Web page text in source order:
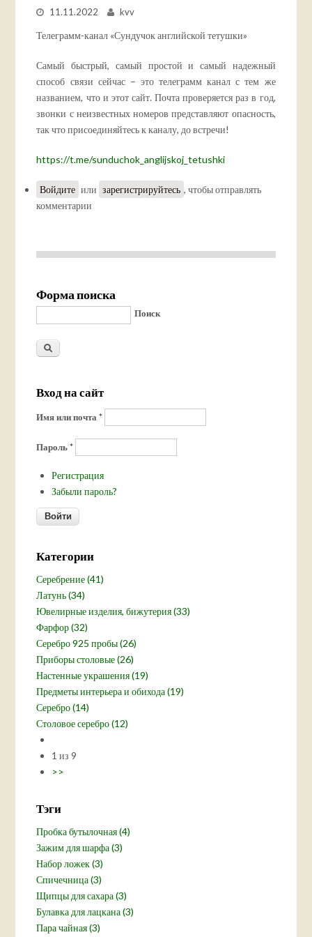
11.11.2022 kvv
Телеграмм-канал «Сундучок английской тетушки»
Самый быстрый, самый простой и самый надежный
способ связи сейчас – это телеграмм канал с тем же
названием, что и этот сайт. Почта проверяется раз в год,
звонки с неизвестных номеров представляют опасность,
так что присоединяйтесь к каналу, до встречи!
https://t.me/sunduchok_anglijskoj_tetushki
Войдите или зарегистрируйтесь , чтобы отправлять
комментарии
Форма поиска
Поиск
Вход на сайт
Имя или почта*
Пароль*
Регистрация
Забыли пароль?
Категории
Серебрение (41)
Латунь (34)
Ювелирные изделия, бижутерия (33)
Фарфор (32)
Серебро 925 пробы (26)
Приборы столовые (26)
Настенные украшения (19)
Предметы интерьера и обихода (19)
Серебро (14)
Столовое серебро (12)
1 из 9
>>
Тэги
Пробка бутылочная (4)
Зажим для шарфа (3)
Набор ложек (3)
Спичечница (3)
Щипцы для сахара (3)
Булавка для лацкана (3)
Пара чайная (3)